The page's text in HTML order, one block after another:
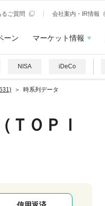
るご質問 会社案内・IR情報
ーン マーケット情報
NISA iDeCo
時系列データ
ＯＰＩ